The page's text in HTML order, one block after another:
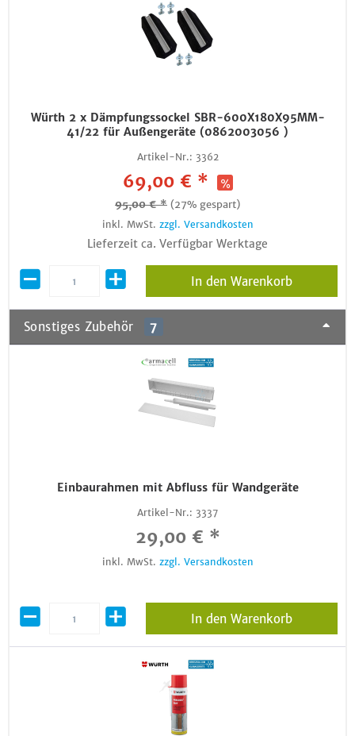
Würth 2 x Dämpfungssockel SBR-600X180X95MM-
41/22 für Außengeräte (0862003056 )
Artikel-Nr.: 3362
69,00 € *
95,00 € * (27% gespart)
inkl. MwSt. zzgl. Versandkosten
Lieferzeit ca. Verfügbar Werktage
In den Warenkorb
Sonstiges Zubehör 7
Einbaurahmen mit Abfluss für Wandgeräte
Artikel-Nr.: 3337
29,00 € *
inkl. MwSt. zzgl. Versandkosten
In den Warenkorb